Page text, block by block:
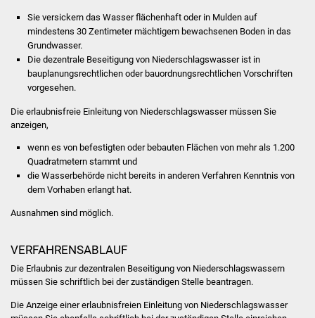
Kirchen
Lokale Agenda
Jugendhaus
Fachteam Jugend
Suenergie
Sie versickern das Wasser flächenhaft oder in Mulden auf
mindestens 30 Zentimeter mächtigem bewachsenen Boden in das
Grundwasser.
Die dezentrale Beseitigung von Niederschlagswasser ist in
bauplanungsrechtlichen oder bauordnungsrechtlichen Vorschriften
vorgesehen.
Die erlaubnisfreie Einleitung von Niederschlagswasser müssen Sie
anzeigen,
wenn es von befestigten oder bebauten Flächen von mehr als 1.200
Quadratmetern stammt und
die Wasserbehörde nicht bereits in anderen Verfahren Kenntnis von
dem Vorhaben erlangt hat.
Ausnahmen sind möglich.
VERFAHRENSABLAUF
Die Erlaubnis zur dezentralen Beseitigung von Niederschlagswassern
müssen Sie schriftlich bei der zuständigen Stelle beantragen.
Die Anzeige einer erlaubnisfreien Einleitung von Niederschlagswasser